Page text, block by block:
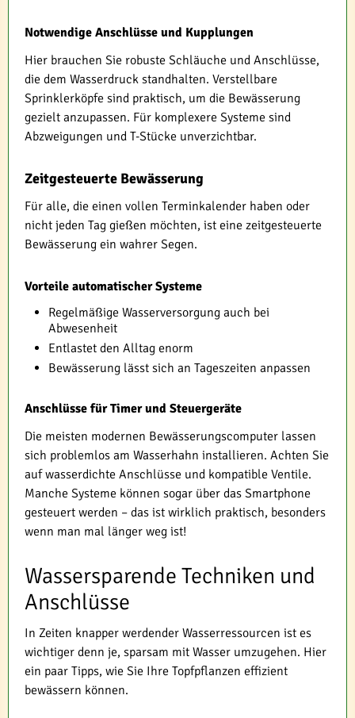
Notwendige Anschlüsse und Kupplungen
Hier brauchen Sie robuste Schläuche und Anschlüsse,
die dem Wasserdruck standhalten. Verstellbare
Sprinklerköpfe sind praktisch, um die Bewässerung
gezielt anzupassen. Für komplexere Systeme sind
Abzweigungen und T-Stücke unverzichtbar.
Zeitgesteuerte Bewässerung
Für alle, die einen vollen Terminkalender haben oder
nicht jeden Tag gießen möchten, ist eine zeitgesteuerte
Bewässerung ein wahrer Segen.
Vorteile automatischer Systeme
Regelmäßige Wasserversorgung auch bei
Abwesenheit
Entlastet den Alltag enorm
Bewässerung lässt sich an Tageszeiten anpassen
Anschlüsse für Timer und Steuergeräte
Die meisten modernen Bewässerungscomputer lassen
sich problemlos am Wasserhahn installieren. Achten Sie
auf wasserdichte Anschlüsse und kompatible Ventile.
Manche Systeme können sogar über das Smartphone
gesteuert werden – das ist wirklich praktisch, besonders
wenn man mal länger weg ist!
Wassersparende Techniken und
Anschlüsse
In Zeiten knapper werdender Wasserressourcen ist es
wichtiger denn je, sparsam mit Wasser umzugehen. Hier
ein paar Tipps, wie Sie Ihre Topfpflanzen effizient
bewässern können.